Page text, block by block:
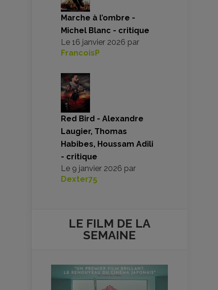
Marche à l’ombre -
Michel Blanc - critique
Le 16 janvier 2026 par
FrancoisP
Red Bird - Alexandre
Laugier, Thomas
Habibes, Houssam Adili
- critique
Le 9 janvier 2026 par
Dexter75
LE FILM DE LA
SEMAINE